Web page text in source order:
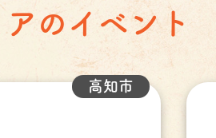
のイベント
高知市